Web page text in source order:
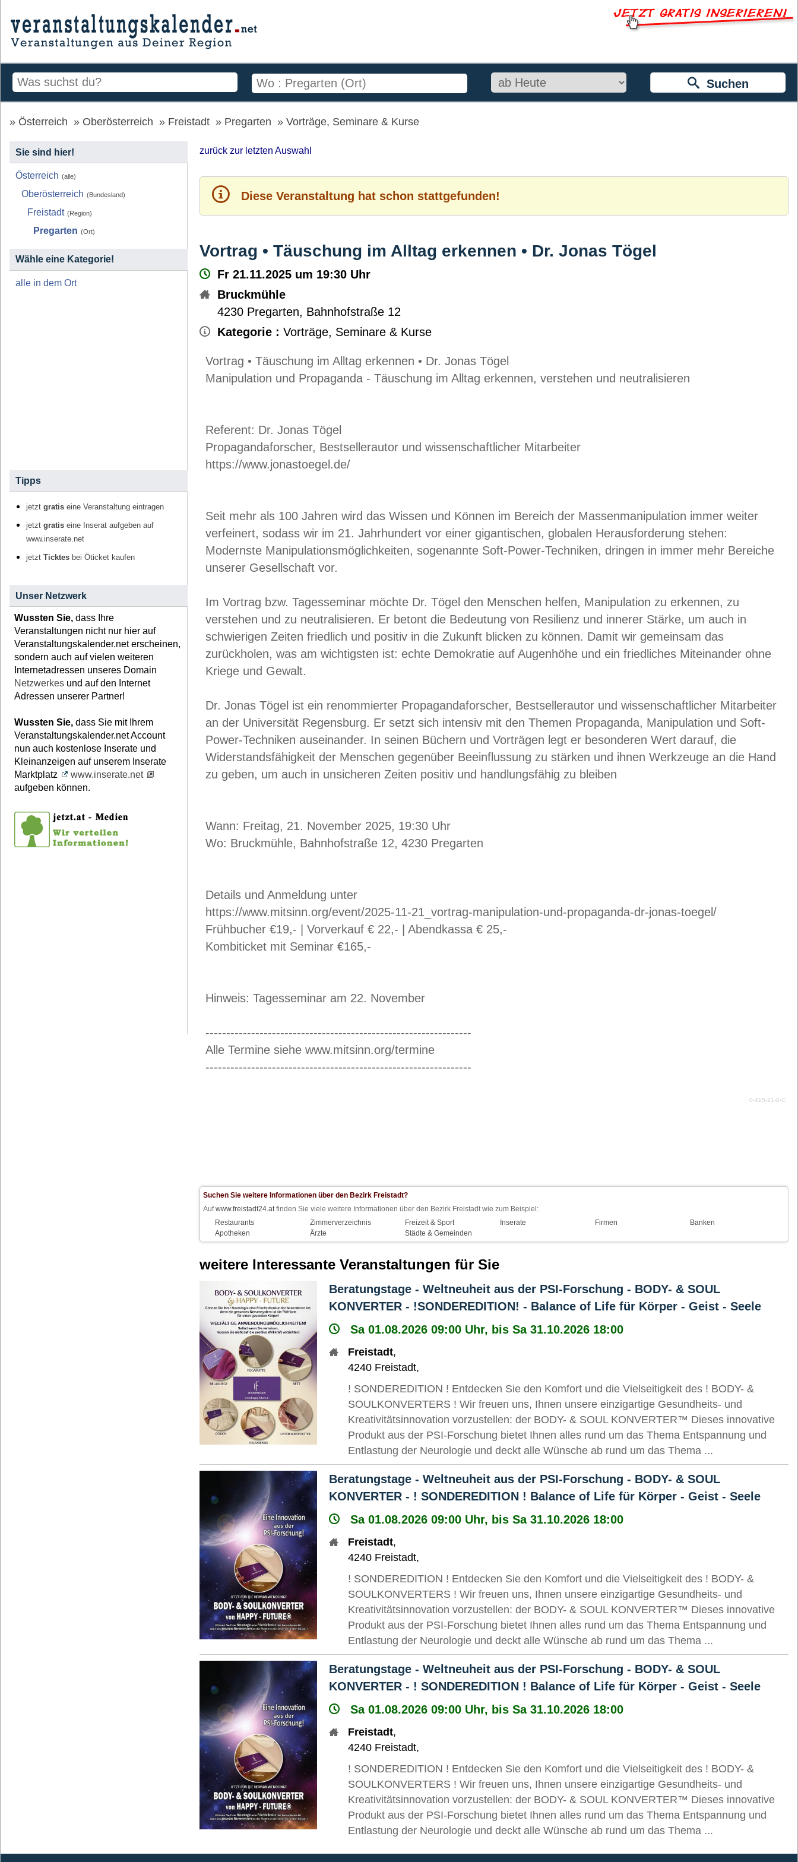
Suchen
Österreich Oberösterreich Freistadt Pregarten Vorträge, Seminare & Kurse
zurück zur letzten Auswahl
Diese Veranstaltung hat schon stattgefunden!
Vortrag • Täuschung im Alltag erkennen • Dr. Jonas Tögel
Fr 21.11.2025 um 19:30 Uhr
Bruckmühle
4230 Pregarten, Bahnhofstraße 12
Kategorie : Vorträge, Seminare & Kurse
Vortrag • Täuschung im Alltag erkennen • Dr. Jonas Tögel
Manipulation und Propaganda - Täuschung im Alltag erkennen, verstehen und neutralisieren
Referent: Dr. Jonas Tögel
Propagandaforscher, Bestsellerautor und wissenschaftlicher Mitarbeiter
https://www.jonastoegel.de/
Seit mehr als 100 Jahren wird das Wissen und Können im Bereich der Massenmanipulation immer weiter
verfeinert, sodass wir im 21. Jahrhundert vor einer gigantischen, globalen Herausforderung stehen:
Modernste Manipulationsmöglichkeiten, sogenannte Soft-Power-Techniken, dringen in immer mehr Bereiche
unserer Gesellschaft vor.
Im Vortrag bzw. Tagesseminar möchte Dr. Tögel den Menschen helfen, Manipulation zu erkennen, zu
verstehen und zu neutralisieren. Er betont die Bedeutung von Resilienz und innerer Stärke, um auch in
schwierigen Zeiten friedlich und positiv in die Zukunft blicken zu können. Damit wir gemeinsam das
zurückholen, was am wichtigsten ist: echte Demokratie auf Augenhöhe und ein friedliches Miteinander ohne
Kriege und Gewalt.
Dr. Jonas Tögel ist ein renommierter Propagandaforscher, Bestsellerautor und wissenschaftlicher Mitarbeiter
an der Universität Regensburg. Er setzt sich intensiv mit den Themen Propaganda, Manipulation und Soft-
Power-Techniken auseinander. In seinen Büchern und Vorträgen legt er besonderen Wert darauf, die
Widerstandsfähigkeit der Menschen gegenüber Beeinflussung zu stärken und ihnen Werkzeuge an die Hand
zu geben, um auch in unsicheren Zeiten positiv und handlungsfähig zu bleiben
Wann: Freitag, 21. November 2025, 19:30 Uhr
Wo: Bruckmühle, Bahnhofstraße 12, 4230 Pregarten
Details und Anmeldung unter
https://www.mitsinn.org/event/2025-11-21_vortrag-manipulation-und-propaganda-dr-jonas-toegel/
Frühbucher €19,- | Vorverkauf € 22,- | Abendkassa € 25,-
Kombiticket mit Seminar €165,-
Hinweis: Tagesseminar am 22. November
----------------------------------------------------------------
Alle Termine siehe www.mitsinn.org/termine
----------------------------------------------------------------
0-415-21-0-C
Suchen Sie weitere Informationen über den Bezirk Freistadt?
Aufwww.freistadt24.atfinden Sie viele weitere Informationen über den Bezirk Freistadt wie zum Beispiel:
Restaurants
Zimmerverzeichnis Freizeit & Sport Inserate Firmen
Banken
Apotheken
Ärzte Städte & Gemeinden
weitere Interessante Veranstaltungen für Sie
Beratungstage - Weltneuheit aus der PSI-Forschung - BODY- & SOUL
KONVERTER - !SONDEREDITION! - Balance of Life für Körper - Geist - Seele
Sa 01.08.2026 09:00 Uhr, bis Sa 31.10.2026 18:00
Freistadt,
4240 Freistadt,
! SONDEREDITION ! Entdecken Sie den Komfort und die Vielseitigkeit des ! BODY- &
SOULKONVERTERS ! Wir freuen uns, Ihnen unsere einzigartige Gesundheits- und
Kreativitätsinnovation vorzustellen: der BODY- & SOUL KONVERTER™ Dieses innovative
Produkt aus der PSI-Forschung bietet Ihnen alles rund um das Thema Entspannung und
Entlastung der Neurologie und deckt alle Wünsche ab rund um das Thema ...
Beratungstage - Weltneuheit aus der PSI-Forschung - BODY- & SOUL
KONVERTER - ! SONDEREDITION ! Balance of Life für Körper - Geist - Seele
Sa 01.08.2026 09:00 Uhr, bis Sa 31.10.2026 18:00
Freistadt,
4240 Freistadt,
! SONDEREDITION ! Entdecken Sie den Komfort und die Vielseitigkeit des ! BODY- &
SOULKONVERTERS ! Wir freuen uns, Ihnen unsere einzigartige Gesundheits- und
Kreativitätsinnovation vorzustellen: der BODY- & SOUL KONVERTER™ Dieses innovative
Produkt aus der PSI-Forschung bietet Ihnen alles rund um das Thema Entspannung und
Entlastung der Neurologie und deckt alle Wünsche ab rund um das Thema ...
Beratungstage - Weltneuheit aus der PSI-Forschung - BODY- & SOUL
KONVERTER - ! SONDEREDITION ! Balance of Life für Körper - Geist - Seele
Sa 01.08.2026 09:00 Uhr, bis Sa 31.10.2026 18:00
Freistadt,
4240 Freistadt,
! SONDEREDITION ! Entdecken Sie den Komfort und die Vielseitigkeit des ! BODY- &
SOULKONVERTERS ! Wir freuen uns, Ihnen unsere einzigartige Gesundheits- und
Kreativitätsinnovation vorzustellen: der BODY- & SOUL KONVERTER™ Dieses innovative
Produkt aus der PSI-Forschung bietet Ihnen alles rund um das Thema Entspannung und
Entlastung der Neurologie und deckt alle Wünsche ab rund um das Thema ...
Sie sind hier!
Österreich (alle)
Oberösterreich (Bundesland)
Freistadt (Region)
Pregarten (Ort)
Wähle eine Kategorie!
alle in dem Ort
Tipps
jetzt gratis eine Veranstaltung eintragen
jetzt gratis eine Inserat aufgeben auf
www.inserate.net
jetzt Ticktes bei Öticket kaufen
Unser Netzwerk
Wussten Sie, dass Ihre
Veranstaltungen nicht nur hier auf
Veranstaltungskalender.net erscheinen,
sondern auch auf vielen weiteren
Internetadressen unseres Domain
Netzwerkes und auf den Internet
Adressen unserer Partner!
Wussten Sie, dass Sie mit Ihrem
Veranstaltungskalender.net Account
nun auch kostenlose Inserate und
Kleinanzeigen auf unserem Inserate
Marktplatz
www.inserate.net
aufgeben können.